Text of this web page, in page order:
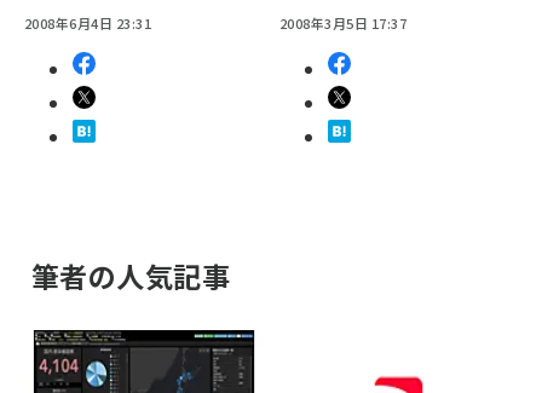
2008年6月4日 23:31 2008年3月5日 17:37
筆者の人気記事